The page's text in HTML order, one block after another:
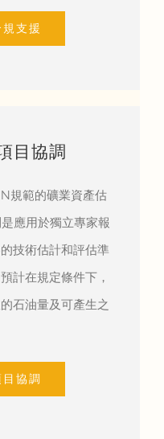
支援
目協調
規範的礦業資產估
應用於獨立專家報
技術估計和評估準
計在規定條件下，
石油量及可產生之
協調